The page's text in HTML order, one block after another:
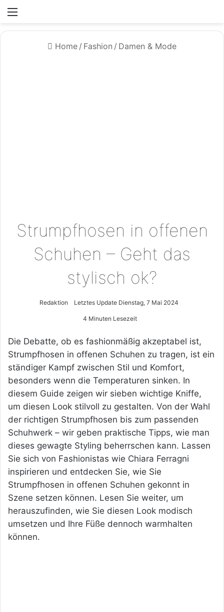
Home / Fashion / Damen & Mode
Strumpfhosen in offenen
Schuhen – Geht das
stylisch ok?
Redaktion Letztes Update Dienstag, 7 Mai 2024
4 Minuten Lesezeit
Die Debatte, ob es fashionmäßig akzeptabel ist,
Strumpfhosen in offenen Schuhen zu tragen, ist ein
ständiger Kampf zwischen Stil und Komfort,
besonders wenn die Temperaturen sinken. In
diesem Guide zeigen wir sieben wichtige Kniffe,
um diesen Look stilvoll zu gestalten. Von der Wahl
der richtigen Strumpfhosen bis zum passenden
Schuhwerk – wir geben praktische Tipps, wie man
dieses gewagte Styling beherrschen kann. Lassen
Sie sich von Fashionistas wie Chiara Ferragni
inspirieren und entdecken Sie, wie Sie
Strumpfhosen in offenen Schuhen gekonnt in
Szene setzen können. Lesen Sie weiter, um
herauszufinden, wie Sie diesen Look modisch
umsetzen und Ihre Füße dennoch warmhalten
können.